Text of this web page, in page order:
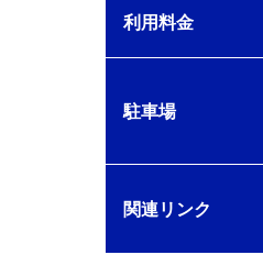
利用料金
駐車場
関連リンク